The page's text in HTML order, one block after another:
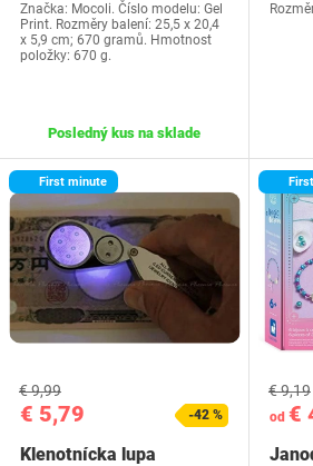
Značka: Mocoli. Číslo modelu: Gel
Print. Rozměry balení: 25,5 x 20,4
x 5,9 cm; 670 gramů. Hmotnost
položky: 670 g.
Posledný kus na sklade
First minute
€ 5,79
€ 9,99
-42 %
Klenotnícka lupa
od €
€ 9,19